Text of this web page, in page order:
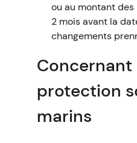
ou au montant des
2 mois avant la
changements
Concernant
protection
marins